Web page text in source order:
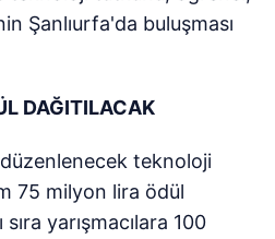
Şanlıurfa'da buluşması
DAĞITILACAK
teknoloji
75 milyon lira ödül
yarışmacılara 100